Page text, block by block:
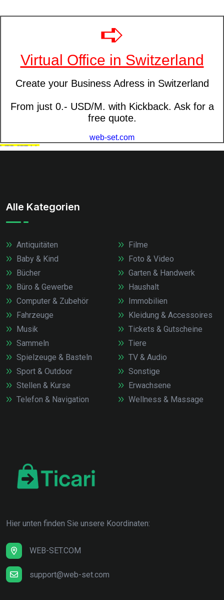
Alle Kategorien
Antiquitäten
Baby & Kind
Bücher
Büro & Gewerbe
Computer & Zubehör
Fahrzeuge
Filme
Foto & Video
Garten & Handwerk
Haushalt
Immobilien
Kleidung & Accessoires
Musik
Sammeln
Spielzeuge & Basteln
Sport & Outdoor
Stellen & Kurse
Telefon & Navigation
Tickets & Gutscheine
Tiere
TV & Audio
Sonstige
Erwachsene
Wellness & Massage
Hier unten finden Sie unsere Koordinaten:
WEB-SET.COM
support@web-set.com